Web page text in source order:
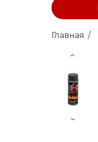
Главная /